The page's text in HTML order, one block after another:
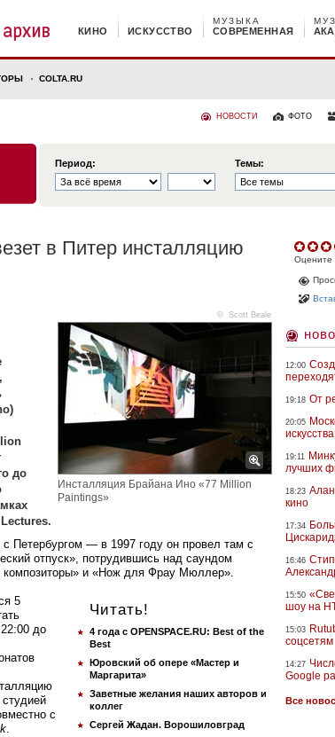
КИНО ИСКУССТВО СОВРЕМЕННАЯ
МУЗЫКА
COLTA.RU
НОВОСТИ ФОТО
Период: Темы:
в Питер инсталляцию
© Scott Beale
Инсталляция Брайана Ино «77 Million
Paintings»
до
с Петербургом — в 1997 году он провел там с
отпуск», потрудившись над саундом
композиторы» и «Нож для Фрау Мюллер».
Читать!
4 года с OPENSPACE.RU: Best of the
Best
Юровский об опере «Мастер и
Маргарита»
Заветные желания наших авторов и
коллег
Сергей Жадан. Ворошиловград
5
до
с
.
Оцените
12:00
19:18 От
20:05
19:11
лучших
18:23
кино
17:34
16:46
15:50
шоу на
15:03
соцсетям
14:27
Google
Все